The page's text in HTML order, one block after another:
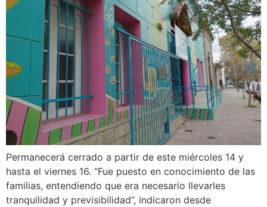
Permanecerá cerrado a partir de este miércoles 14 y
hasta el viernes 16. “Fue puesto en conocimiento de las
familias, entendiendo que era necesario llevarles
tranquilidad y previsibilidad”, indicaron desde